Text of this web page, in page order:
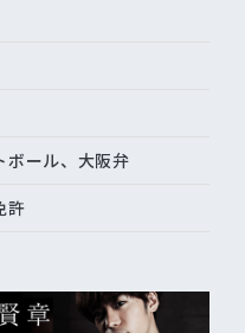
ボール、大阪弁
許